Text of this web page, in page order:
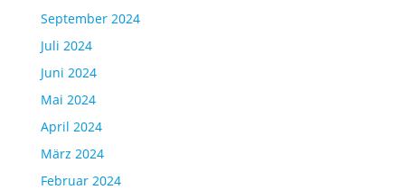
September 2024
Juli 2024
Juni 2024
Mai 2024
April 2024
März 2024
Februar 2024